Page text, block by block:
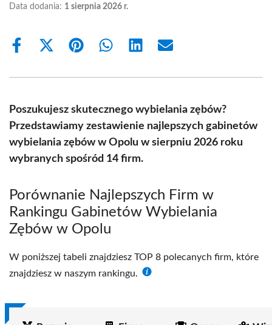
Data dodania: 1 sierpnia 2026 r.
Share
Share
(Twitter)
Share Share Share Share
Poszukujesz skutecznego wybielania zębów?
Przedstawiamy zestawienie najlepszych gabinetów
wybielania zębów w Opolu w sierpniu 2026 roku
wybranych spośród 14 firm.
Porównanie Najlepszych Firm w
Rankingu Gabinetów Wybielania
Zębów w Opolu
W poniższej tabeli znajdziesz TOP 8 polecanych firm, które
znajdziesz w naszym rankingu.